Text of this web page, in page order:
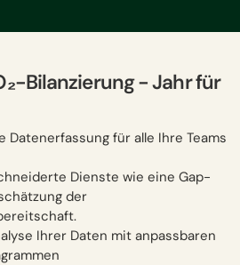
Bilanzierung − Jahr für
Datenerfassung für alle Ihre Teams
Dienste wie eine Gap-
der
Ihrer Daten mit anpassbaren